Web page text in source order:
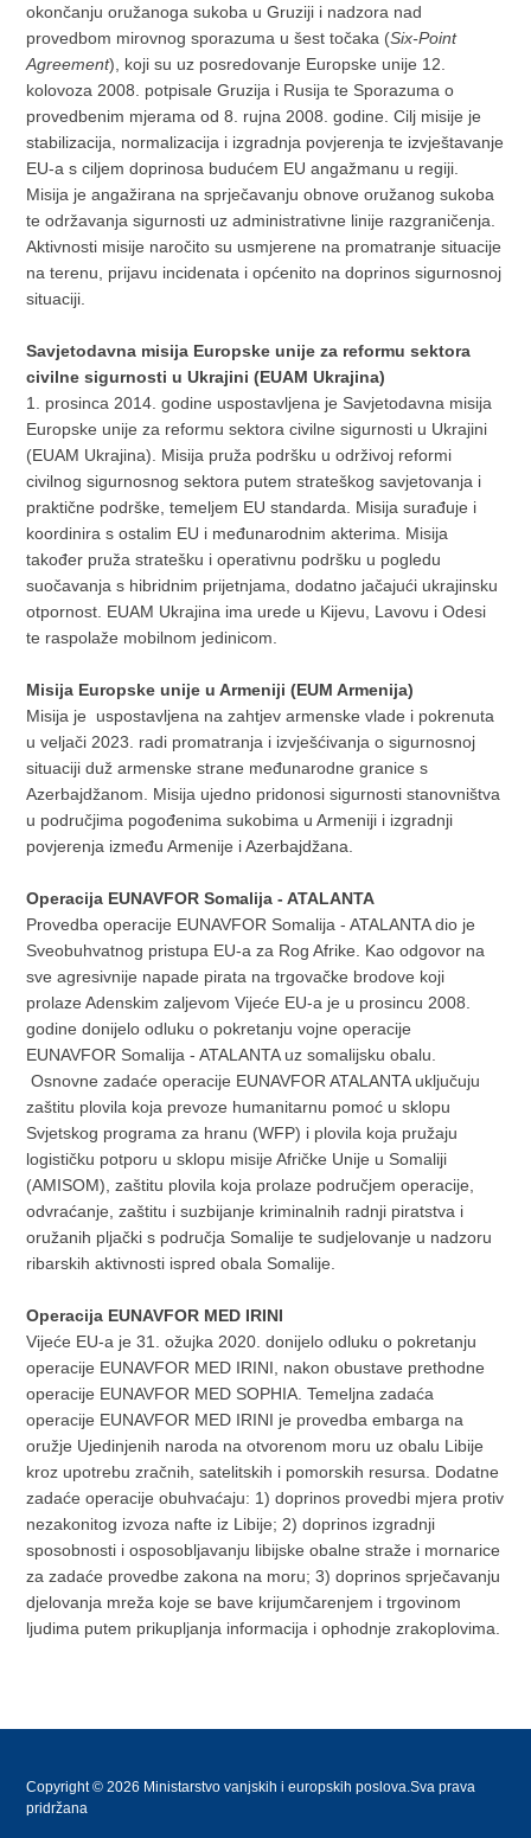
okončanju oružanoga sukoba u Gruziji i nadzora nad
provedbom mirovnog sporazuma u šest točaka (Six-Point
Agreement), koji su uz posredovanje Europske unije 12.
kolovoza 2008. potpisale Gruzija i Rusija te Sporazuma o
provedbenim mjerama od 8. rujna 2008. godine. Cilj misije je
stabilizacija, normalizacija i izgradnja povjerenja te izvještavanje
EU-a s ciljem doprinosa budućem EU angažmanu u regiji.
Misija je angažirana na sprječavanju obnove oružanog sukoba
te održavanja sigurnosti uz administrativne linije razgraničenja.
Aktivnosti misije naročito su usmjerene na promatranje situacije
na terenu, prijavu incidenata i općenito na doprinos sigurnosnoj
situaciji.
Savjetodavna misija Europske unije za reformu sektora
civilne sigurnosti u Ukrajini (EUAM Ukrajina)
1. prosinca 2014. godine uspostavljena je Savjetodavna misija
Europske unije za reformu sektora civilne sigurnosti u Ukrajini
(EUAM Ukrajina). Misija pruža podršku u održivoj reformi
civilnog sigurnosnog sektora putem strateškog savjetovanja i
praktične podrške, temeljem EU standarda. Misija surađuje i
koordinira s ostalim EU i međunarodnim akterima. Misija
također pruža stratešku i operativnu podršku u pogledu
suočavanja s hibridnim prijetnjama, dodatno jačajući ukrajinsku
otpornost. EUAM Ukrajina ima urede u Kijevu, Lavovu i Odesi
te raspolaže mobilnom jedinicom.
Misija Europske unije u Armeniji (EUM Armenija)
Misija je uspostavljena na zahtjev armenske vlade i pokrenuta
u veljači 2023. radi promatranja i izvješćivanja o sigurnosnoj
situaciji duž armenske strane međunarodne granice s
Azerbajdžanom. Misija ujedno pridonosi sigurnosti stanovništva
u područjima pogođenima sukobima u Armeniji i izgradnji
povjerenja između Armenije i Azerbajdžana.
Operacija EUNAVFOR Somalija - ATALANTA
Provedba operacije EUNAVFOR Somalija - ATALANTA dio je
Sveobuhvatnog pristupa EU-a za Rog Afrike. Kao odgovor na
sve agresivnije napade pirata na trgovačke brodove koji
prolaze Adenskim zaljevom Vijeće EU-a je u prosincu 2008.
godine donijelo odluku o pokretanju vojne operacije
EUNAVFOR Somalija - ATALANTA uz somalijsku obalu.
Osnovne zadaće operacije EUNAVFOR ATALANTA uključuju
zaštitu plovila koja prevoze humanitarnu pomoć u sklopu
Svjetskog programa za hranu (WFP) i plovila koja pružaju
logističku potporu u sklopu misije Afričke Unije u Somaliji
(AMISOM), zaštitu plovila koja prolaze područjem operacije,
odvraćanje, zaštitu i suzbijanje kriminalnih radnji piratstva i
oružanih pljački s područja Somalije te sudjelovanje u nadzoru
ribarskih aktivnosti ispred obala Somalije.
Operacija EUNAVFOR MED IRINI
Vijeće EU-a je 31. ožujka 2020. donijelo odluku o pokretanju
operacije EUNAVFOR MED IRINI, nakon obustave prethodne
operacije EUNAVFOR MED SOPHIA. Temeljna zadaća
operacije EUNAVFOR MED IRINI je provedba embarga na
oružje Ujedinjenih naroda na otvorenom moru uz obalu Libije
kroz upotrebu zračnih, satelitskih i pomorskih resursa. Dodatne
zadaće operacije obuhvaćaju: 1) doprinos provedbi mjera protiv
nezakonitog izvoza nafte iz Libije; 2) doprinos izgradnji
sposobnosti i osposobljavanju libijske obalne straže i mornarice
za zadaće provedbe zakona na moru; 3) doprinos sprječavanju
djelovanja mreža koje se bave krijumčarenjem i trgovinom
ljudima putem prikupljanja informacija i ophodnje zrakoplovima.
Copyright © 2026 Ministarstvo vanjskih i europskih poslova.Sva prava
pridržana